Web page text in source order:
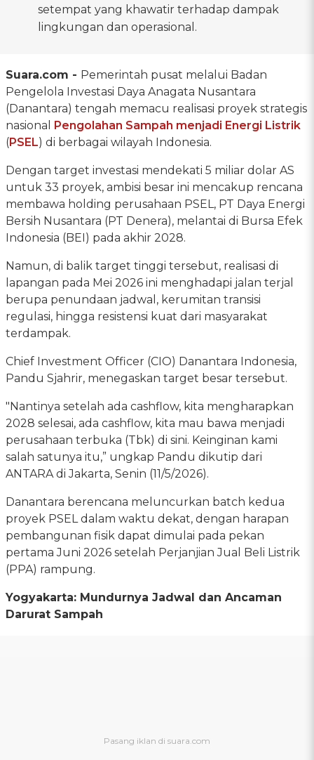
setempat yang khawatir terhadap dampak
lingkungan dan operasional.
Suara.com - Pemerintah pusat melalui Badan
Pengelola Investasi Daya Anagata Nusantara
(Danantara) tengah memacu realisasi proyek strategis
nasional
Pengolahan Sampah menjadi Energi Listrik
(PSEL) di berbagai wilayah Indonesia.
Dengan target investasi mendekati 5 miliar dolar AS
untuk 33 proyek, ambisi besar ini mencakup rencana
membawa holding perusahaan PSEL, PT Daya Energi
Bersih Nusantara (PT Denera), melantai di Bursa Efek
Indonesia (BEI) pada akhir 2028.
Namun, di balik target tinggi tersebut, realisasi di
lapangan pada Mei 2026 ini menghadapi jalan terjal
berupa penundaan jadwal, kerumitan transisi
regulasi, hingga resistensi kuat dari masyarakat
terdampak.
Chief Investment Officer (CIO) Danantara Indonesia,
Pandu Sjahrir, menegaskan target besar tersebut.
"Nantinya setelah ada cashflow, kita mengharapkan
2028 selesai, ada cashflow, kita mau bawa menjadi
perusahaan terbuka (Tbk) di sini. Keinginan kami
salah satunya itu,” ungkap Pandu dikutip dari
ANTARA di Jakarta, Senin (11/5/2026).
Danantara berencana meluncurkan batch kedua
proyek PSEL dalam waktu dekat, dengan harapan
pembangunan fisik dapat dimulai pada pekan
pertama Juni 2026 setelah Perjanjian Jual Beli Listrik
(PPA) rampung.
Yogyakarta: Mundurnya Jadwal dan Ancaman
Darurat Sampah